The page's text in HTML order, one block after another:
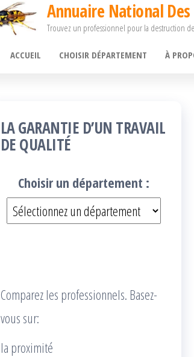
Annuaire National
Trouvez un professionnel pour la destruction
ACCUEIL CHOISIR DÉPARTEMENT À
LA GARANTIE D’UN TRAVAIL
DE QUALITÉ
Choisir un département :
Comparez les professionnels. Basez-
vous sur:
la proximité